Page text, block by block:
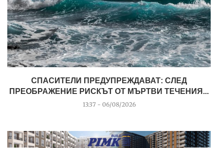
СПАСИТЕЛИ ПРЕДУПРЕЖДАВАТ: СЛЕД
ПРЕОБРАЖЕНИЕ РИСКЪТ ОТ МЪРТВИ ТЕЧЕНИЯ...
13:37 - 06/08/2026